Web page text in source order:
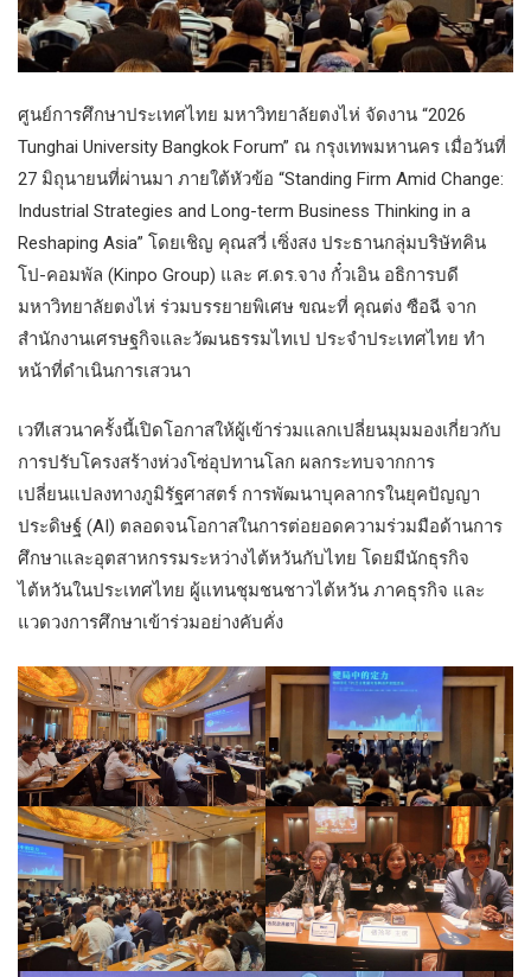
ศูนย์การศึกษาประเทศไทย มหาวิทยาลัยตงไห่ จัดงาน “2026
Tunghai University Bangkok Forum” ณ กรุงเทพมหานคร เมื่อวันที่
27 มิถุนายนที่ผ่านมา ภายใต้หัวข้อ “Standing Firm Amid Change:
Industrial Strategies and Long-term Business Thinking in a
Reshaping Asia” โดยเชิญ คุณสวี่ เซิ่งสง ประธานกลุ่มบริษัทคิน
โป-คอมพัล (Kinpo Group) และ ศ.ดร.จาง กั๋วเอิน อธิการบดี
มหาวิทยาลัยตงไห่ ร่วมบรรยายพิเศษ ขณะที่ คุณต่ง ซือฉี จาก
สำนักงานเศรษฐกิจและวัฒนธรรมไทเป ประจำประเทศไทย ทำ
หน้าที่ดำเนินการเสวนา
เวทีเสวนาครั้งนี้เปิดโอกาสให้ผู้เข้าร่วมแลกเปลี่ยนมุมมองเกี่ยวกับ
การปรับโครงสร้างห่วงโซ่อุปทานโลก ผลกระทบจากการ
เปลี่ยนแปลงทางภูมิรัฐศาสตร์ การพัฒนาบุคลากรในยุคปัญญา
ประดิษฐ์ (AI) ตลอดจนโอกาสในการต่อยอดความร่วมมือด้านการ
ศึกษาและอุตสาหกรรมระหว่างไต้หวันกับไทย โดยมีนักธุรกิจ
ไต้หวันในประเทศไทย ผู้แทนชุมชนชาวไต้หวัน ภาคธุรกิจ และ
แวดวงการศึกษาเข้าร่วมอย่างคับคั่ง